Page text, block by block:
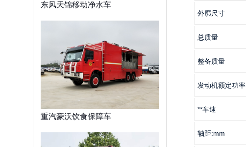
东风天锦移动净水车
重汽豪沃饮食保障车
外廓尺寸
总质量
整备质量
发动机额定功率
**车速
轴距:mm